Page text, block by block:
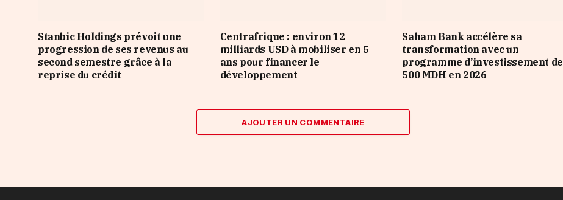
Stanbic Holdings prévoit une
progression de ses revenus au
second semestre grâce à la
reprise du crédit
Centrafrique : environ 12
milliards USD à mobiliser en 5
ans pour financer le
développement
Saham Bank accélère sa
transformation avec un
programme d’investissement de
500 MDH en 2026
AJOUTER UN COMMENTAIRE